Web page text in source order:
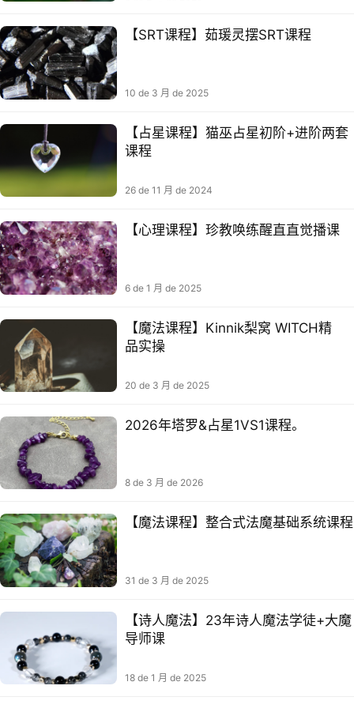
【SRT课程】茹瑗灵摆SRT课程
10 de 3 月 de 2025
【占星课程】猫巫占星初阶+进阶两套
课程
26 de 11 月 de 2024
【心理课程】珍教唤练‬醒直直觉‬播课
6 de 1 月 de 2025
【‮法⁠魔‬‎课程】Kinnik梨窝 WITCH精‮
实⁠品‬‎操‮
20 de 3 月 de 2025
2026年塔罗&占星1VS1课程。
8 de 3 月 de 2026
【魔法课程】整合式法魔‬基础系统课程
31 de 3 月 de 2025
【诗人魔法】23年诗人魔法学徒+大魔
导师课
18 de 1 月 de 2025